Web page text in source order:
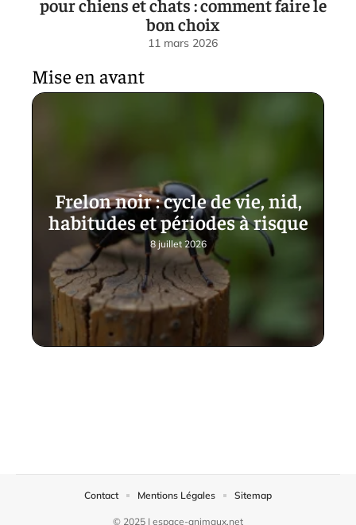
bon choix
11 mars 2026
Mise en avant
Frelon noir : cycle de vie, nid,
habitudes et périodes à risque
8 juillet 2026
© 2025 | espace-animaux.net
Contact Mentions Légales Sitemap